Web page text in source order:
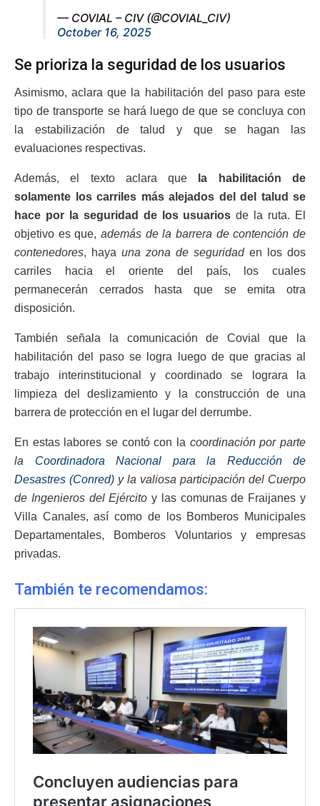
— COVIAL – CIV (@COVIAL_CIV)
October 16, 2025
Se prioriza la seguridad de los usuarios
Asimismo, aclara que la habilitación del paso para este
tipo de transporte se hará luego de que se concluya con
la estabilización de talud y que se hagan las
evaluaciones respectivas.
Además, el texto aclara que
la habilitación de
solamente los carriles más alejados del del talud se
hace por la seguridad de los usuarios de la ruta. El
objetivo es que, además de la barrera de contención de
contenedores, haya una zona de seguridaden los dos
carriles hacia el oriente del país, los cuales
permanecerán cerrados hasta que se emita otra
disposición.
También señala la comunicación de Covial que la
habilitación del paso se logra luego de que gracias al
trabajo interinstitucional y coordinado se lograra la
limpieza del deslizamiento y la construcción de una
barrera de protección en el lugar del derrumbe.
En estas labores se contó con la coordinación por parte
la Coordinadora Nacional para la Reducción de
Desastres (Conred) y la valiosa participación del Cuerpo
de Ingenieros del Ejércitoy las comunas de Fraijanes y
Villa Canales, así como de los Bomberos Municipales
Departamentales, Bomberos Voluntarios y empresas
privadas.
También te recomendamos: